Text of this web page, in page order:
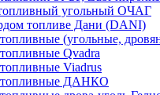
угольный ОЧАГ
топливе Дани (DANI)
(угольные,
Qvadra
Viadrus
ДАНКО